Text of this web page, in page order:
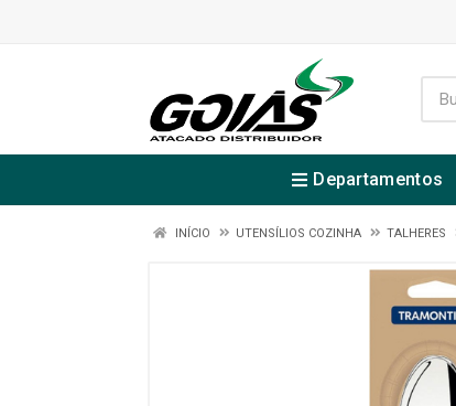
Departamentos
INÍCIO UTENSÍLIOS COZINHA TALHERES